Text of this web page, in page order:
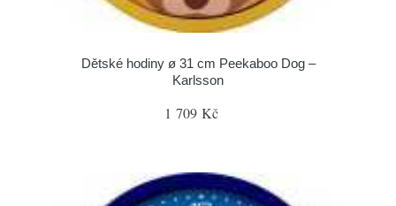
Dětské hodiny ø 31 cm Peekaboo Dog –
Karlsson
1 709 Kč